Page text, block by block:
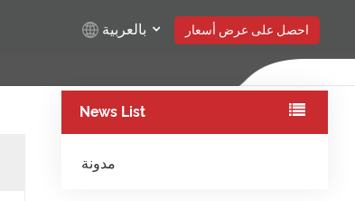
بالعربية
English
احصل على عرض أسعار
News List
مدونة